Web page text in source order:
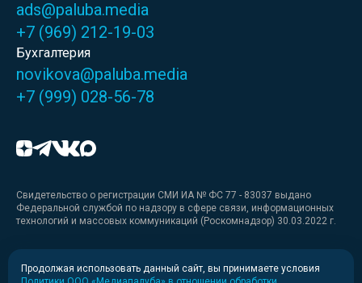
ads@paluba.media
+7 (969) 212-19-03
Бухгалтерия
novikova@paluba.media
+7 (999) 028-56-78
Свидетельство о регистрации СМИ ИА № ФС 77 - 83037 выдано
Федеральной службой по надзору в сфере связи, информационных
технологий и массовых коммуникаций (Роскомнадзор) 30.03.2022 г.
Медиакит
Продолжая использовать данный сайт, вы принимаете условия